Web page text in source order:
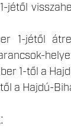
jétől
1-től a
a Hajdú-